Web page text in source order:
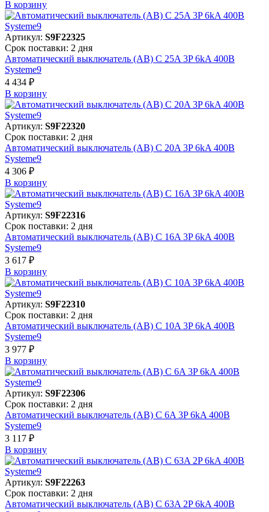
В корзинy
Артикул: S9F22325
Срок поставки: 2 дня
Автоматический выключатель (АВ) C 25A 3P 6kA 400В
Systeme9
4 434 ₽
В корзинy
Артикул: S9F22320
Срок поставки: 2 дня
Автоматический выключатель (АВ) C 20A 3P 6kA 400В
Systeme9
4 306 ₽
В корзинy
Артикул: S9F22316
Срок поставки: 2 дня
Автоматический выключатель (АВ) C 16A 3P 6kA 400В
Systeme9
3 617 ₽
В корзинy
Артикул: S9F22310
Срок поставки: 2 дня
Автоматический выключатель (АВ) C 10A 3P 6kA 400В
Systeme9
3 977 ₽
В корзинy
Артикул: S9F22306
Срок поставки: 2 дня
Автоматический выключатель (АВ) C 6A 3P 6kA 400В
Systeme9
3 117 ₽
В корзинy
Артикул: S9F22263
Срок поставки: 2 дня
Автоматический выключатель (АВ) C 63A 2P 6kA 400В